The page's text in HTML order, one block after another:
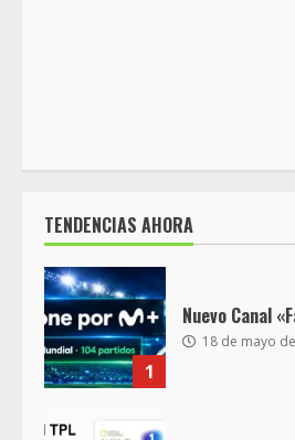
TENDENCIAS AHORA
1
Nuevo Canal
18 de mayo